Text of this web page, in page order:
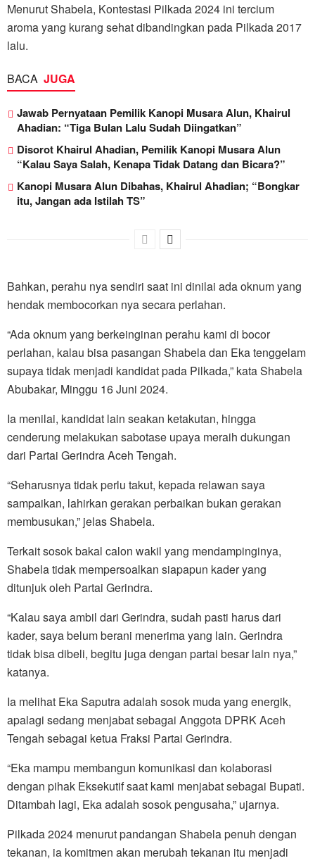
Menurut Shabela, Kontestasi Pilkada 2024 ini tercium
aroma yang kurang sehat dibandingkan pada Pilkada 2017
lalu.
BACA JUGA
Jawab Pernyataan Pemilik Kanopi Musara Alun, Khairul
Ahadian: “Tiga Bulan Lalu Sudah Diingatkan”
Disorot Khairul Ahadian, Pemilik Kanopi Musara Alun
“Kalau Saya Salah, Kenapa Tidak Datang dan Bicara?”
Kanopi Musara Alun Dibahas, Khairul Ahadian; “Bongkar
itu, Jangan ada Istilah TS”
Bahkan, perahu nya sendiri saat ini dinilai ada oknum yang
hendak membocorkan nya secara perlahan.
“Ada oknum yang berkeinginan perahu kami di bocor
perlahan, kalau bisa pasangan Shabela dan Eka tenggelam
supaya tidak menjadi kandidat pada Pilkada,” kata Shabela
Abubakar, Minggu 16 Juni 2024.
Ia menilai, kandidat lain seakan ketakutan, hingga
cenderung melakukan sabotase upaya meraih dukungan
dari Partai Gerindra Aceh Tengah.
“Seharusnya tidak perlu takut, kepada relawan saya
sampaikan, lahirkan gerakan perbaikan bukan gerakan
membusukan,” jelas Shabela.
Terkait sosok bakal calon wakil yang mendampinginya,
Shabela tidak mempersoalkan siapapun kader yang
ditunjuk oleh Partai Gerindra.
“Kalau saya ambil dari Gerindra, sudah pasti harus dari
kader, saya belum berani menerima yang lain. Gerindra
tidak bisa dibeli, begitu juga dengan partai besar lain nya,”
katanya.
Ia melihat Eka Saputra adalah sosok muda yang energik,
apalagi sedang menjabat sebagai Anggota DPRK Aceh
Tengah sebagai ketua Fraksi Partai Gerindra.
“Eka mampu membangun komunikasi dan kolaborasi
dengan pihak Eksekutif saat kami menjabat sebagai Bupati.
Ditambah lagi, Eka adalah sosok pengusaha,” ujarnya.
Pilkada 2024 menurut pandangan Shabela penuh dengan
tekanan, ia komitmen akan merubah tekanan itu menjadi